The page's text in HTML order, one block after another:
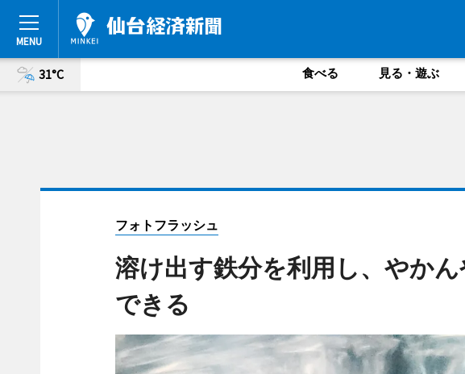
31°C 食べる 見る・遊ぶ
フォトフラッシュ
溶け出す鉄分を利用し、やか
できる